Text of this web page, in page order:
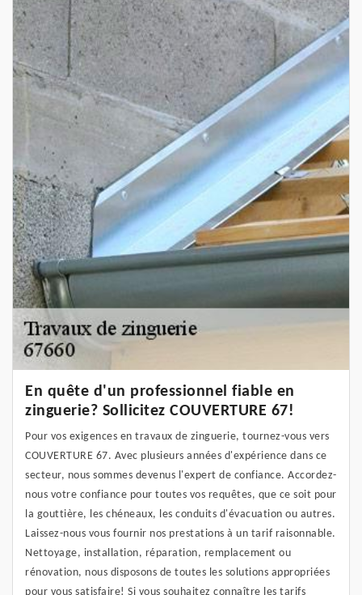
En quête d'un professionnel fiable en
zinguerie? Sollicitez COUVERTURE 67!
Pour vos exigences en travaux de zinguerie, tournez-vous vers
COUVERTURE 67. Avec plusieurs années d'expérience dans ce
secteur, nous sommes devenus l'expert de confiance. Accordez-
nous votre confiance pour toutes vos requêtes, que ce soit pour
la gouttière, les chéneaux, les conduits d'évacuation ou autres.
Laissez-nous vous fournir nos prestations à un tarif raisonnable.
Nettoyage, installation, réparation, remplacement ou
rénovation, nous disposons de toutes les solutions appropriées
pour vous satisfaire! Si vous souhaitez connaître les tarifs